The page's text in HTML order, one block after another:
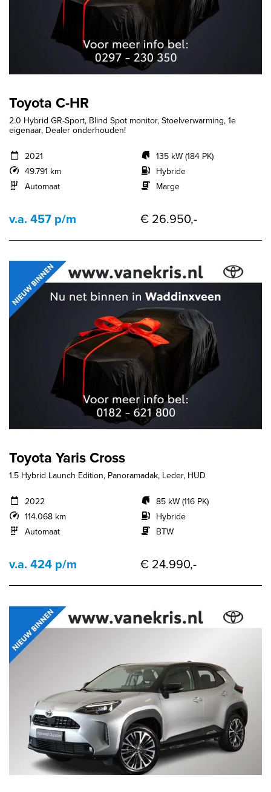
Toyota C-HR
2.0 Hybrid GR-Sport, Blind Spot monitor, Stoelverwarming, 1e
eigenaar, Dealer onderhouden!
2021
49.791 km
Automaat
135 kW (184 PK)
Hybride
Marge
v.a. 457 p/m € 26.950,-
Toyota Yaris Cross
1.5 Hybrid Launch Edition, Panoramadak, Leder, HUD
2022
114.068 km
Automaat
85 kW (116 PK)
Hybride
BTW
v.a. 424 p/m € 24.990,-